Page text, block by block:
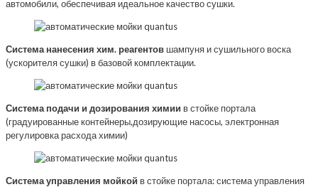
автомобили, обеспечивая идеальное качество сушки.
Система нанесения хим. реагентов шампуня и сушильного воска
(ускорителя сушки) в базовой комплектации.
Система подачи и дозирования химии в стойке портала
(градуированные контейнеры,дозирующие насосы, электронная
регулировка расхода химии)
Система управления мойкой в стойке портала: система управления